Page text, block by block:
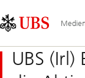
Links
Area
UBS